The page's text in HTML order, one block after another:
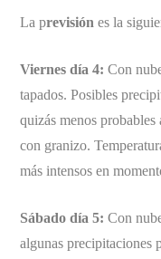
La previsión es la
Viernes día 4: Con
tapados. Posibles
quizás menos
con granizo.
más intensos en
Sábado día 5: Con
algunas precipitaciones